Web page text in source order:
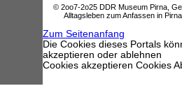
© 2oo7-2o25 DDR Museum Pirna,
Alltagsleben zum Anfassen in
Zum Seitenanfang
Die Cookies dieses Portals
akzeptieren oder ablehnen
Cookies akzeptieren Cookies